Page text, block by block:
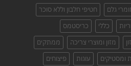
גלם
חטיפי חלבון וללא סוכר
כללי
כריסטמס
מזון ומוצרי צריכה
ממתקים
ומסטיקים עוגות
פיצוחים